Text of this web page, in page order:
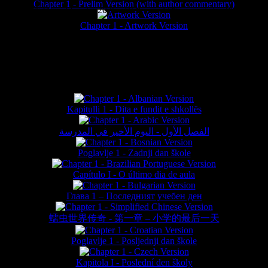
Chapter 1 - Prelim Version (with author commentary)
Chapter 1 - Artwork Version
Kapitulli 1 - Dita e fundit e shkollës
الفصل الأول - اليوم الأخير في المدرسة
Poglavlje 1 - Zadnji dan škole
Capítulo I - O último dia de aula
Глава 1 – Последният учебен ден
蠕虫世界传奇 - 第一章 – 小学的最后一天
Poglavlje 1 - Posljednji dan škole
Kapitola I - Poslední den školy
website © Daniel Lieske 2026 - Wormworld® is a registered